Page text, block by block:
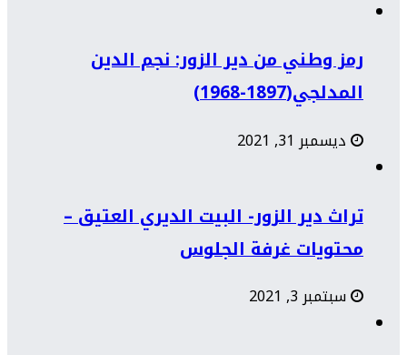
رمز وطني من دير الزور: نجم الدين
المدلجي(1897-1968)
ديسمبر 31, 2021
تراث دير الزور- البيت الديري العتيق –
محتويات غرفة الجلوس
سبتمبر 3, 2021